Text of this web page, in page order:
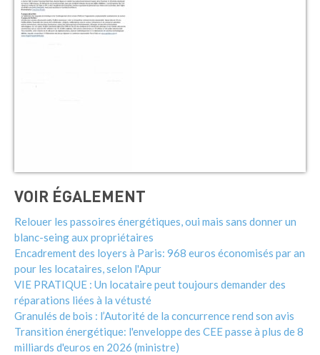
VOIR ÉGALEMENT
Relouer les passoires énergétiques, oui mais sans donner un
blanc-seing aux propriétaires
Encadrement des loyers à Paris: 968 euros économisés par an
pour les locataires, selon l'Apur
VIE PRATIQUE : Un locataire peut toujours demander des
réparations liées à la vétusté
Granulés de bois : l’Autorité de la concurrence rend son avis
Transition énergétique: l'enveloppe des CEE passe à plus de 8
milliards d'euros en 2026 (ministre)